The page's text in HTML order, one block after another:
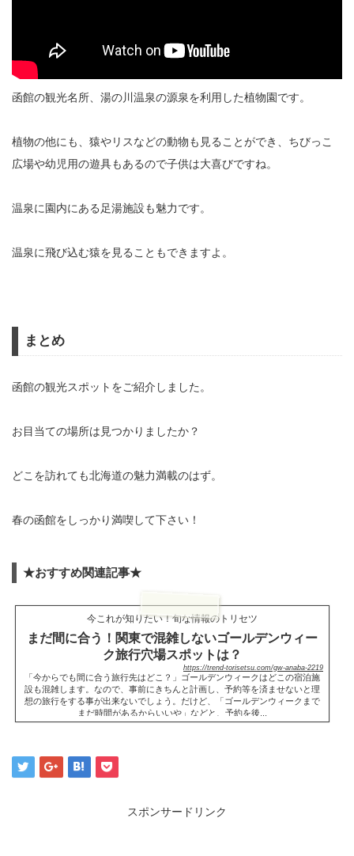
函館の観光名所、湯の川温泉の源泉を利用した植物園です。
植物の他にも、猿やリスなどの動物も見ることができ、ちびっこ
広場や幼児用の遊具もあるので子供は大喜びですね。
温泉に園内にある足湯施設も魅力です。
温泉に飛び込む猿を見ることもできますよ。
まとめ
函館の観光スポットをご紹介しました。
お目当ての場所は見つかりましたか？
どこを訪れても北海道の魅力満載のはず。
春の函館をしっかり満喫して下さい！
★おすすめ関連記事★
今これが知りたい！旬な情報のトリセツ
まだ間に合う！関東で混雑しないゴールデンウィー
ク旅行穴場スポットは？
https://trend-torisetsu.com/gw-anaba-2219
「今からでも間に合う旅行先はどこ？」ゴールデンウィークはどこの宿泊施
設も混雑します。なので、事前にきちんと計画し、予約等を済ませないと理
想の旅行をする事が出来ないでしょう。だけど、「ゴールデンウィークまで
まだ時間があるからいいや」などと、予約を後...
スポンサードリンク